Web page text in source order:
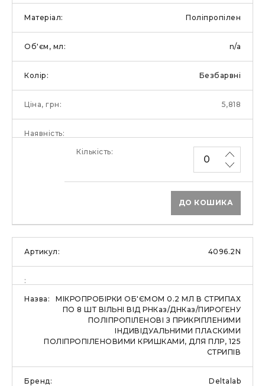
Поліпропілен
n/a
Безбарвні
5,818
ДО КОШИКА
4096.2N
МІКРОПРОБІРКИ ОБ'ЄМОМ 0.2 МЛ В СТРИПАХ
ПО 8 ШТ ВІЛЬНІ ВІД РНКаз/ДНКаз/ПИРОГЕНУ
ПОЛІПРОПІЛЕНОВІ З ПРИКРІПЛЕНИМИ
ІНДИВІДУАЛЬНИМИ ПЛАСКИМИ
ПОЛІПРОПІЛЕНОВИМИ КРИШКАМИ, ДЛЯ ПЛР, 125
СТРИПІВ
Deltalab